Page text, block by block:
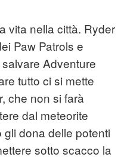
vita nella città. Ryder
Paw Patrols e
Adventure
tutto ci si mette
che non si farà
dal meteorite
dona delle potenti
sotto scacco la